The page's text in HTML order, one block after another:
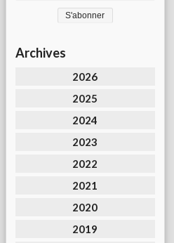
Archives
2026
2025
2024
2023
2022
2021
2020
2019